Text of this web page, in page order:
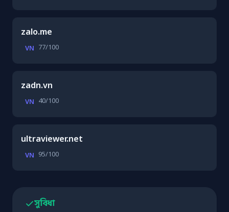
zalo.me
VN 77/100
zadn.vn
VN 40/100
ultraviewer.net
VN 95/100
সুবিধা